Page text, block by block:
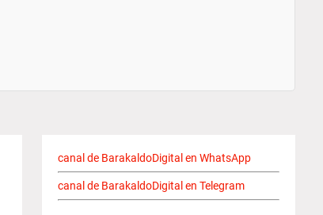
canal de BarakaldoDigital en WhatsApp
canal de BarakaldoDigital en Telegram